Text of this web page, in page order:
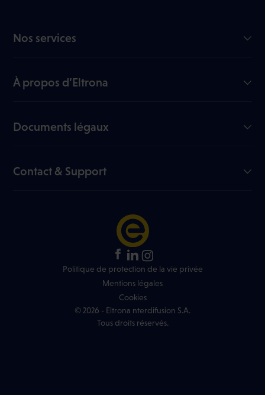
Nos services
TV
À propos d’Eltrona
Nous rejoindre
Liste des chaînes
Documents légaux
Fiches signalétiques
Contact & Support
Politique de protection de la vie privée
Mentions légales
Cookies
© 2026 - Eltrona nterdifusion S.A.
Tous droits réservés.